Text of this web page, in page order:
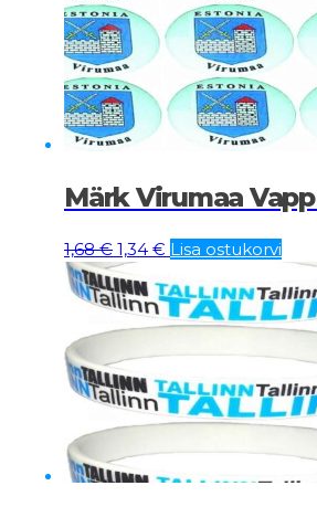
Märk Virumaa
1,68€ Algne
hind
oli:
1,68 €.
1,34 € Current
is:
1,34 €.
Lisa ostukorvi